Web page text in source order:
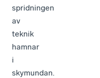
spridningen
av
teknik
hamnar
i
skymundan.